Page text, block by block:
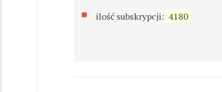
ilość subskrypcji: 4180